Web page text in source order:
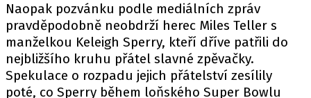
Naopak pozvánku podle mediálních zpráv
pravděpodobně neobdrží herec Miles Teller s
manželkou Keleigh Sperry, kteří dříve patřili do
nejbližšího kruhu přátel slavné zpěvačky.
Spekulace o rozpadu jejich přátelství zesílily
poté, co Sperry během loňského Super Bowlu